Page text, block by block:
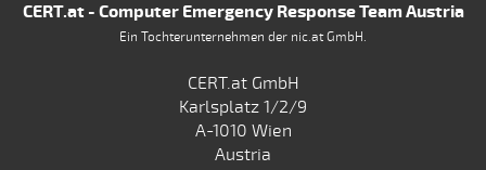
CERT.at - Computer Emergency Response Team Austria
Ein Tochterunternehmen der nic.at GmbH.
CERT.at GmbH
Karlsplatz 1/2/9
A-1010 Wien
Austria